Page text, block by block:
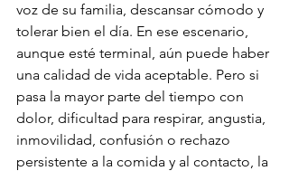
voz de su familia, descansar cómodo y
tolerar bien el día. En ese escenario,
aunque esté terminal, aún puede haber
una calidad de vida aceptable. Pero si
pasa la mayor parte del tiempo con
dolor, dificultad para respirar, angustia,
inmovilidad, confusión o rechazo
persistente a la comida y al contacto, la